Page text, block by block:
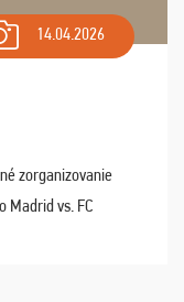
14.04.2026
zorganizovanie
Madrid vs. FC